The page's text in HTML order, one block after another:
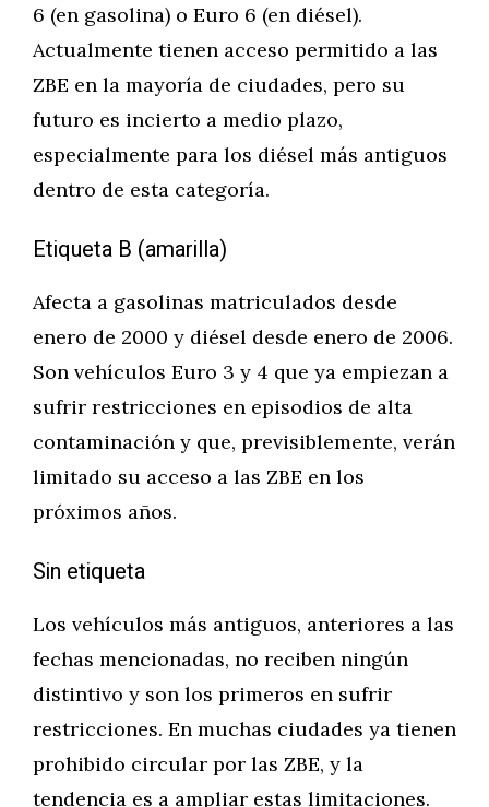
6 (en gasolina) o Euro 6 (en diésel).
Actualmente tienen acceso permitido a las
ZBE en la mayoría de ciudades, pero su
futuro es incierto a medio plazo,
especialmente para los diésel más antiguos
dentro de esta categoría.
Etiqueta B (amarilla)
Afecta a gasolinas matriculados desde
enero de 2000 y diésel desde enero de 2006.
Son vehículos Euro 3 y 4 que ya empiezan a
sufrir restricciones en episodios de alta
contaminación y que, previsiblemente, verán
limitado su acceso a las ZBE en los
próximos años.
Sin etiqueta
Los vehículos más antiguos, anteriores a las
fechas mencionadas, no reciben ningún
distintivo y son los primeros en sufrir
restricciones. En muchas ciudades ya tienen
prohibido circular por las ZBE, y la
tendencia es a ampliar estas limitaciones.